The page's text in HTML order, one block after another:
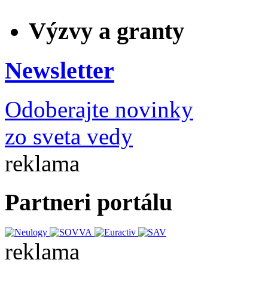
Výzvy a granty
Newsletter
Odoberajte novinky
zo sveta vedy
reklama
Partneri portálu
reklama